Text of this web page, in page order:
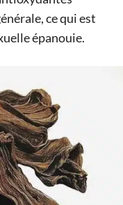
ce qui est
épanouie.